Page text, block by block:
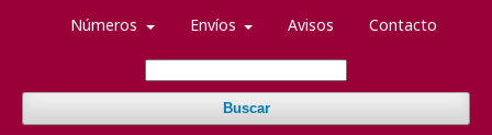
Números Envíos Avisos Contacto
Buscar